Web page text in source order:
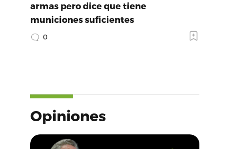
armas pero dice que tiene
municiones suficientes
0
Opiniones